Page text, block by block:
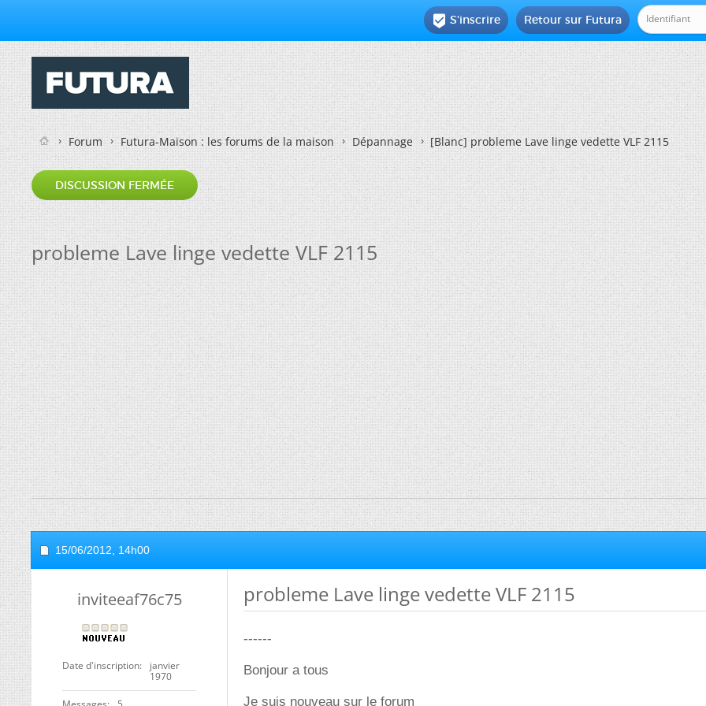
Retour sur Futura
 S'inscrire
Forum Futura-Maison : les forums de la maison Dépannage [Blanc]probleme Lave linge vedette VLF 2115
DISCUSSION FERMÉE
probleme Lave linge vedette VLF 2115
15/06/2012, 14h00
inviteeaf76c75
Date d'inscription
janvier
1970
probleme Lave linge vedette VLF 2115
------
Bonjour a tous
Je suis nouveau sur le forum